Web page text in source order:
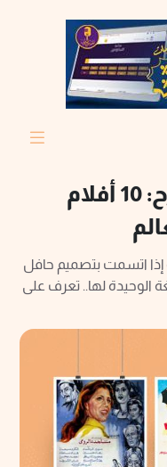
السينما كخشبة مسرح: 10 أفلام
إذا اتسمت بتصميم حافل
الوحيدة لها.. تعرف على